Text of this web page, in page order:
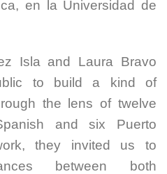
en la Universidad de
Isla and Laura Bravo
to build a kind of
the lens of twelve
and six Puerto
they invited us to
between both